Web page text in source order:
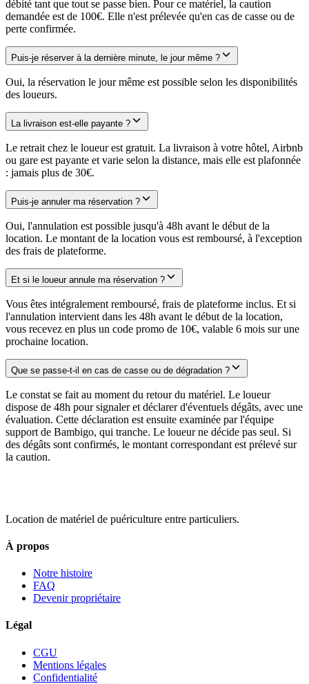
débité tant que tout se passe bien. Pour ce matériel, la caution
demandée est de 100€. Elle n'est prélevée qu'en cas de casse ou de
perte confirmée.
Puis-je réserver à la dernière minute, le jour même ?
Oui, la réservation le jour même est possible selon les disponibilités
des loueurs.
La livraison est-elle payante ?
Le retrait chez le loueur est gratuit. La livraison à votre hôtel, Airbnb
ou gare est payante et varie selon la distance, mais elle est plafonnée
: jamais plus de 30€.
Puis-je annuler ma réservation ?
Oui, l'annulation est possible jusqu'à 48h avant le début de la
location. Le montant de la location vous est remboursé, à l'exception
des frais de plateforme.
Et si le loueur annule ma réservation ?
Vous êtes intégralement remboursé, frais de plateforme inclus. Et si
l'annulation intervient dans les 48h avant le début de la location,
vous recevez en plus un code promo de 10€, valable 6 mois sur une
prochaine location.
Que se passe-t-il en cas de casse ou de dégradation ?
Le constat se fait au moment du retour du matériel. Le loueur
dispose de 48h pour signaler et déclarer d'éventuels dégâts, avec une
évaluation. Cette déclaration est ensuite examinée par l'équipe
support de Bambigo, qui tranche. Le loueur ne décide pas seul. Si
des dégâts sont confirmés, le montant correspondant est prélevé sur
la caution.
Location de matériel de puériculture entre particuliers.
À propos
Notre histoire
FAQ
Devenir propriétaire
Légal
CGU
Mentions légales
Confidentialité